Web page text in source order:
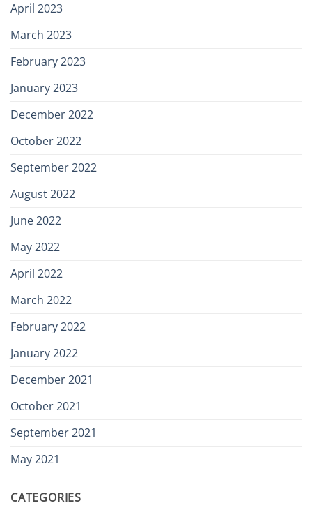
April 2023
March 2023
February 2023
January 2023
December 2022
October 2022
September 2022
August 2022
June 2022
May 2022
April 2022
March 2022
February 2022
January 2022
December 2021
October 2021
September 2021
May 2021
CATEGORIES